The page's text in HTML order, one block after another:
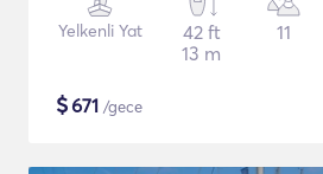
Yelkenli Yat
42 ft
13 m
11
$671 /gece